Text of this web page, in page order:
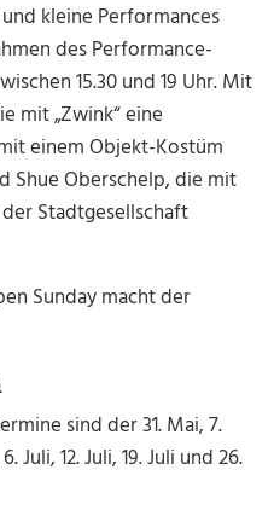
kleine Performances
des Performance-
15.30 und 19 Uhr. Mit
mit „Zwink“ eine
einem Objekt-Kostüm
Shue Oberschelp, die mit
Stadtgesellschaft
Sunday macht der
sind der 31. Mai, 7.
Juli, 12. Juli, 19. Juli und 26.